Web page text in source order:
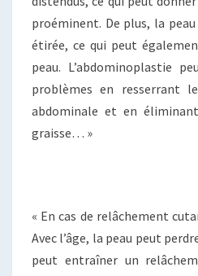
proéminent. De plus, la
étirée, ce qui peut
peau. L’abdominoplastie
problèmes en resserrant
abdominale et en
graisse… »
« En cas de relâchement
Avec l’âge, la peau peut
peut entraîner un